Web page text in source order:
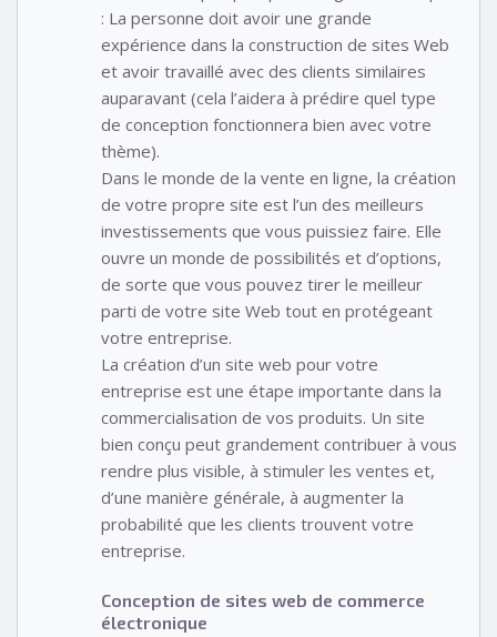
: La personne doit avoir une grande
expérience dans la construction de sites Web
et avoir travaillé avec des clients similaires
auparavant (cela l’aidera à prédire quel type
de conception fonctionnera bien avec votre
thème).
Dans le monde de la vente en ligne, la création
de votre propre site est l’un des meilleurs
investissements que vous puissiez faire. Elle
ouvre un monde de possibilités et d’options,
de sorte que vous pouvez tirer le meilleur
parti de votre site Web tout en protégeant
votre entreprise.
La création d’un site web pour votre
entreprise est une étape importante dans la
commercialisation de vos produits. Un site
bien conçu peut grandement contribuer à vous
rendre plus visible, à stimuler les ventes et,
d’une manière générale, à augmenter la
probabilité que les clients trouvent votre
entreprise.
Conception de sites web de commerce
électronique